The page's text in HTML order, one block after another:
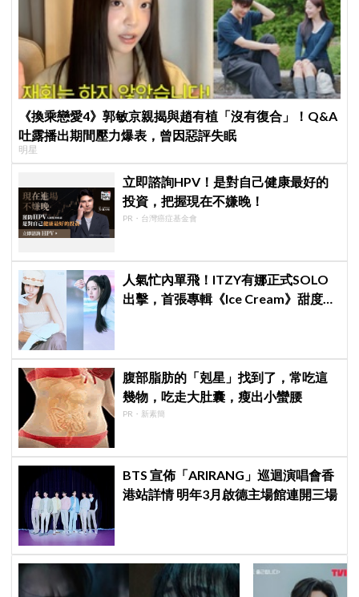
《換乘戀愛4》郭敏京親揭與趙有植「沒有復合」！Q&A
吐露播出期間壓力爆表，曾因惡評失眠
明星
立即諮詢HPV！是對自己健康最好的
投資，把握現在不嫌晚！
PR・台灣癌症基金會
人氣忙內單飛！ITZY有娜正式SOLO
出擊，首張專輯《Ice Cream》甜度爆
腹部脂肪的「剋星」找到了，常吃這
幾物，吃走大肚囊，瘦出小蠻腰
PR・新素簡
BTS 宣佈「ARIRANG」巡迴演唱會香
港站詳情 明年3月啟德主場館連開三場